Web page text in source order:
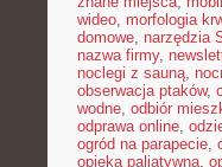
wideo, morfologia
domowe, narzędzia
nazwa firmy,
noclegi z sauną,
obserwacja ptaków,
wodne, odbiór
odprawa online,
ogród na parapecie,
opieka paliatywna,